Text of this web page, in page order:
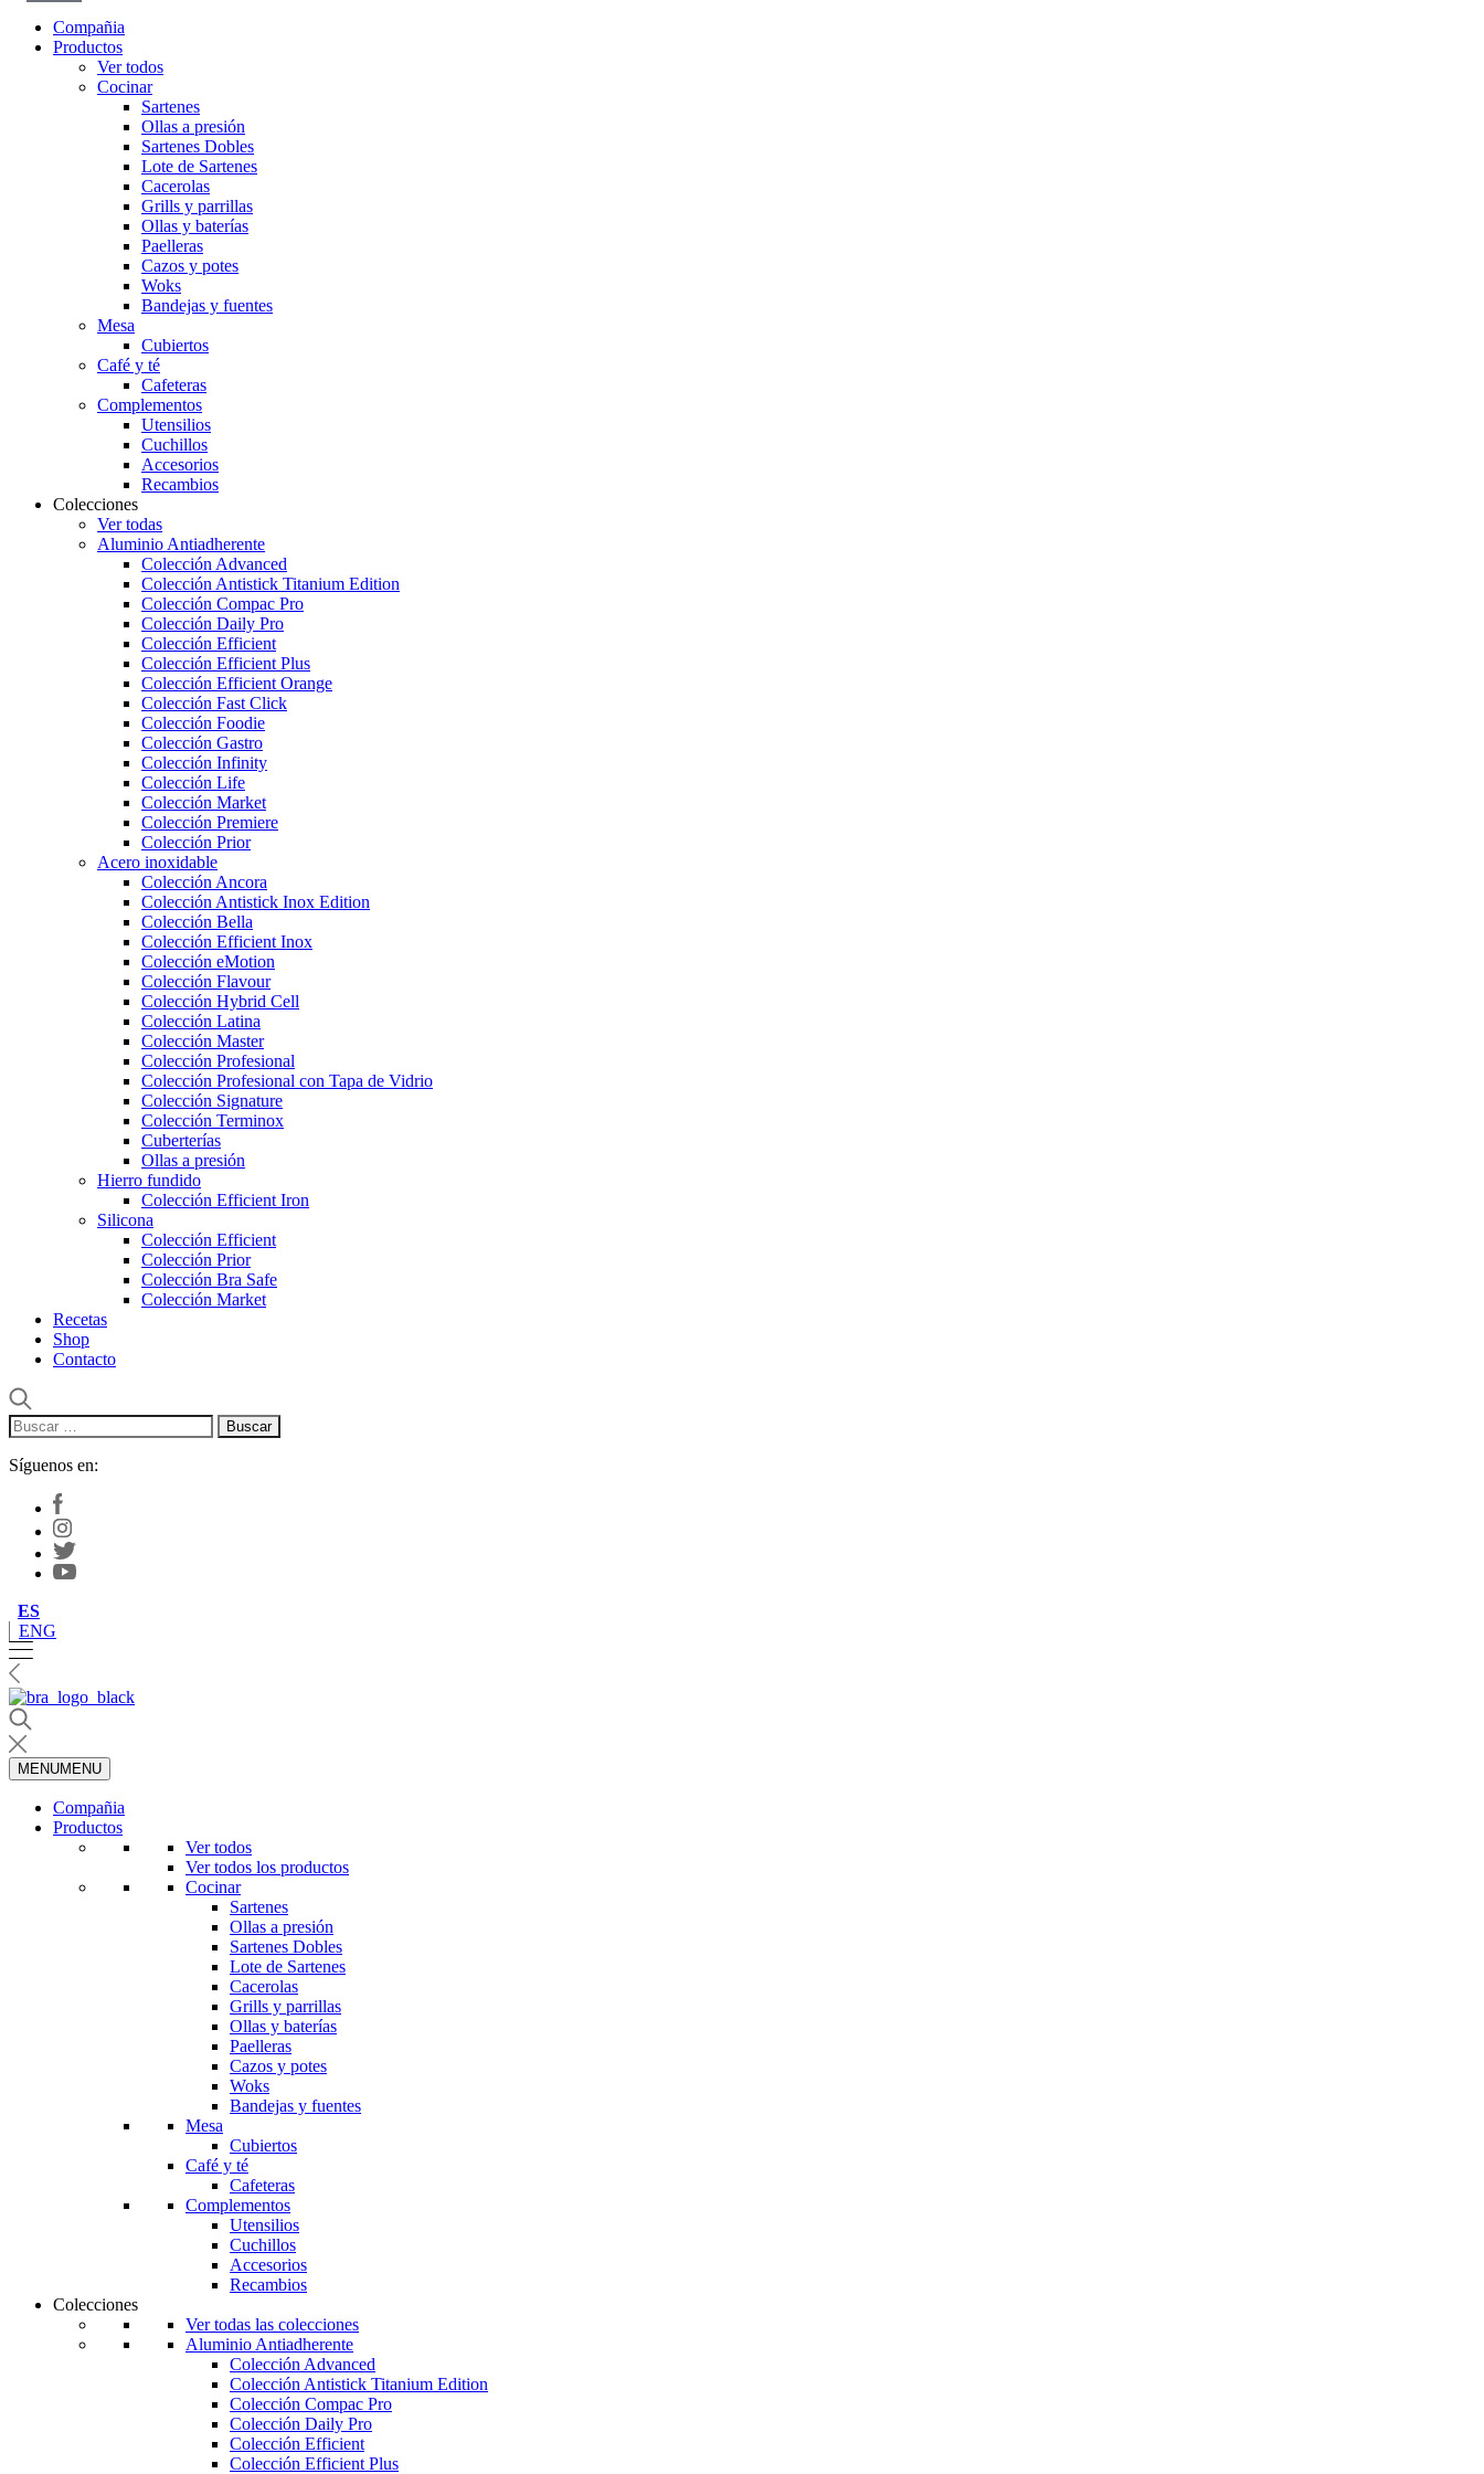
Compañia
Productos
Ver todos
Cocinar
Sartenes
Ollas a presión
Sartenes Dobles
Lote de Sartenes
Cacerolas
Grills y parrillas
Ollas y baterías
Paelleras
Cazos y potes
Woks
Bandejas y fuentes
Mesa
Cubiertos
Café y té
Cafeteras
Complementos
Utensilios
Cuchillos
Accesorios
Recambios
Colecciones
Ver todas
Aluminio Antiadherente
Colección Advanced
Colección Antistick Titanium Edition
Colección Compac Pro
Colección Daily Pro
Colección Efficient
Colección Efficient Plus
Colección Efficient Orange
Colección Fast Click
Colección Foodie
Colección Gastro
Colección Infinity
Colección Life
Colección Market
Colección Premiere
Colección Prior
Acero inoxidable
Colección Ancora
Colección Antistick Inox Edition
Colección Bella
Colección Efficient Inox
Colección eMotion
Colección Flavour
Colección Hybrid Cell
Colección Latina
Colección Master
Colección Profesional
Colección Profesional con Tapa de Vidrio
Colección Signature
Colección Terminox
Cuberterías
Ollas a presión
Hierro fundido
Colección Efficient Iron
Silicona
Colección Efficient
Colección Prior
Colección Bra Safe
Colección Market
Recetas
Shop
Contacto
Buscar:
Síguenos en:
ES
ENG
MENUMENU
Compañia
Productos
Ver todos
Ver todos los productos
Cocinar
Sartenes
Ollas a presión
Sartenes Dobles
Lote de Sartenes
Cacerolas
Grills y parrillas
Ollas y baterías
Paelleras
Cazos y potes
Woks
Bandejas y fuentes
Mesa
Cubiertos
Café y té
Cafeteras
Complementos
Utensilios
Cuchillos
Accesorios
Recambios
Colecciones
Ver todas las colecciones
Aluminio Antiadherente
Colección Advanced
Colección Antistick Titanium Edition
Colección Compac Pro
Colección Daily Pro
Colección Efficient
Colección Efficient Plus